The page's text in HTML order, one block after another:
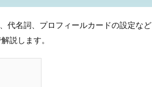
代名詞、プロフィールカードの設定など
説します。